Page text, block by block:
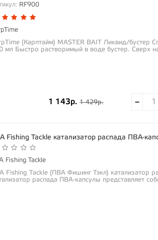
RF900
(Карптайм) MASTER BAIT Ликвид/бустер
мл Быстро растворимый в воде бустер. Сверх
1 143р. 1 429р. −
Fishing Tackle катализатор распада ПВА-
Fishing Tackle
Fishing Tackle (ПВА Фишинг Тэкл) катализатор
распада ПВА-капсулы представляет